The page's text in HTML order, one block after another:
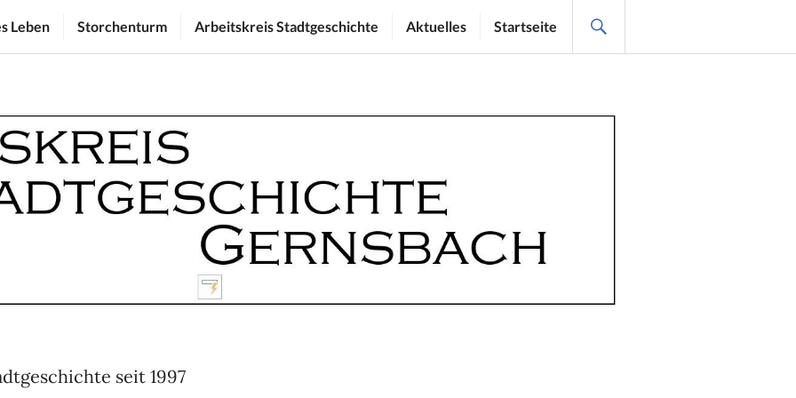
Leben Storchenturm Arbeitskreis Stadtgeschichte Aktuelles Startseite
seit 1997